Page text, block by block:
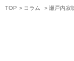
TOP コラム 瀬戸内寂